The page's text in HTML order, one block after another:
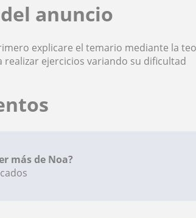
anuncio
explicare el temario mediante la
realizar ejercicios variando su dificultad
más de Noa?